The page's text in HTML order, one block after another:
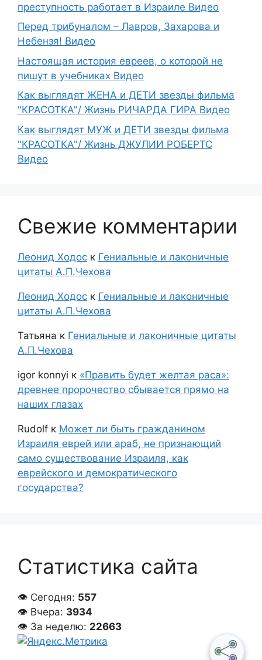
преступность работает в Израиле Видео
Перед трибуналом – Лавров, Захарова и
Небензя! Видео
Настоящая история евреев, о которой не
пишут в учебниках Видео
Как выглядят ЖЕНА и ДЕТИ звезды фильма
"КРАСОТКА"/ Жизнь РИЧАРДА ГИРА Видео
Как выглядят МУЖ и ДЕТИ звезды фильма
"КРАСОТКА"/ Жизнь ДЖУЛИИ РОБЕРТС
Видео
Свежие комментарии
Леонид Ходос к Гениальные и лаконичные
цитаты А.П.Чехова
Леонид Ходос к Гениальные и лаконичные
цитаты А.П.Чехова
Татьяна к Гениальные и лаконичные цитаты
А.П.Чехова
igor konnyi к «Править будет желтая раса»:
древнее пророчество сбывается прямо на
наших глазах
Rudolf к Может ли быть гражданином
Израиля еврей или араб, не признающий
само существование Израиля, как
еврейского и демократического
государства?
Статистика сайта
👁 Сегодня: 557
👁 Вчера: 3934
👁 За неделю: 22663